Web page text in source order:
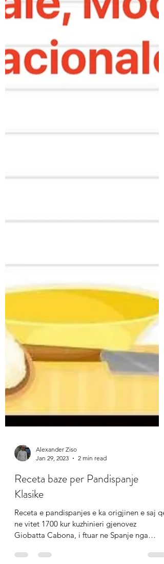
Alexander Ziso
Jan 29, 2023
2 min read
Receta baze per Pandispanje
Klasike